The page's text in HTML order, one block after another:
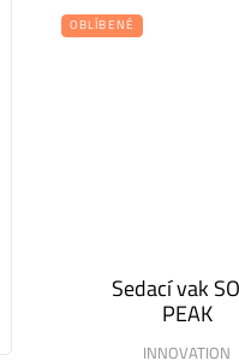
OBLÍBENÉ
Sedací vak
PEAK
INNOVATION